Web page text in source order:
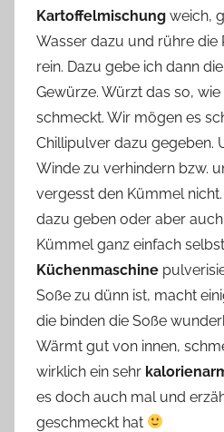
Kartoffelmischung weich,
Wasser dazu und rühre die
rein. Dazu gebe ich dann
Gewürze. Würzt das so,
schmeckt. Wir mögen es
Chillipulver dazu gegeben.
Winde zu verhindern bzw.
vergesst den Kümmel
dazu geben oder aber
Kümmel ganz einfach
Küchenmaschine
Soße zu dünn ist, macht
die binden die Soße
Wärmt gut von innen,
wirklich ein sehr
es doch auch mal und
geschmeckt hat